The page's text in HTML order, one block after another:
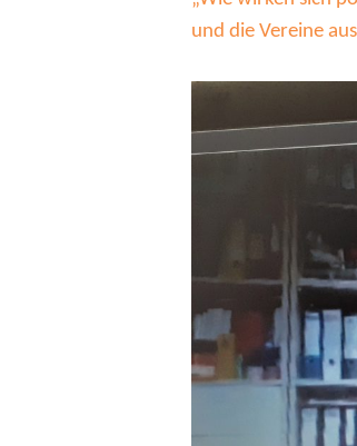
und die Vereine